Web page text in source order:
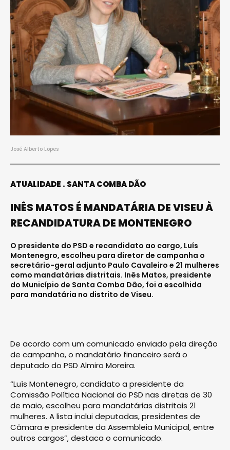
José Alberto Lopes
ATUALIDADE SANTA COMBA DÃO
INÊS MATOS É MANDATÁRIA DE VISEU À
RECANDIDATURA DE MONTENEGRO
O presidente do PSD e recandidato ao cargo, Luís
Montenegro, escolheu para diretor de campanha o
secretário-geral adjunto Paulo Cavaleiro e 21 mulheres
como mandatárias distritais. Inês Matos, presidente
do Município de Santa Comba Dão, foi a escolhida
para mandatária no distrito de Viseu.
De acordo com um comunicado enviado pela direção
de campanha, o mandatário financeiro será o
deputado do PSD Almiro Moreira.
“Luís Montenegro, candidato a presidente da
Comissão Política Nacional do PSD nas diretas de 30
de maio, escolheu para mandatárias distritais 21
mulheres. A lista inclui deputadas, presidentes de
Câmara e presidente da Assembleia Municipal, entre
outros cargos”, destaca o comunicado.